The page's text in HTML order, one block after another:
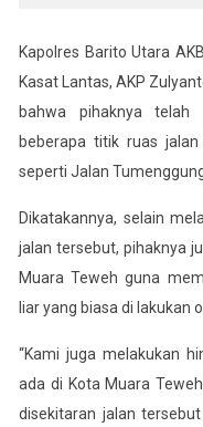
Kapolres Barito Utara
Kasat Lantas, AKP
bahwa pihaknya telah
beberapa titik ruas
seperti Jalan
Dikatakannya, selain
jalan tersebut, pihaknya
Muara Teweh guna
liar yang biasa di lakukan
“Kami juga melakukan
ada di Kota Muara
disekitaran jalan